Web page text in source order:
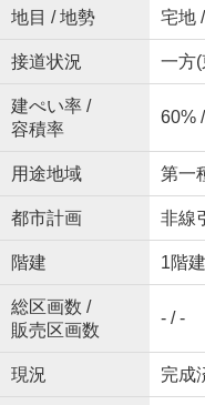
地目 / 地勢 宅地
接道状況 一方(
建ぺい率 /
容積率
60%
用途地域 第一
都市計画 非線
階建 1階建
総区画数 /
販売区画数
- / -
現況 完成